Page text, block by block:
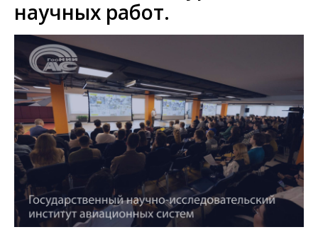
научных работ.